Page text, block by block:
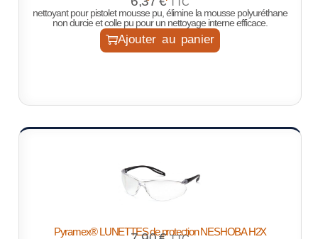
nettoyant pour pistolet mousse pu, élimine la mousse polyuréthane
non durcie et colle pu pour un nettoyage interne efficace.
Ajouter au panier
Pyramex® LUNETTES de protection NESHOBA H2X